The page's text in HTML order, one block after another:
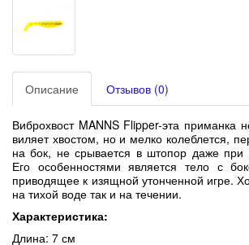
Описание Отзывов (0)
Виброхвост MANNS Flipper-эта приманка
виляет хвостом, но и мелко колеблется,
на бок, не срывается в штопор даже при
Его особенностями является тело с
приводящее к изящной утонченной игре.
на тихой воде так и на течении.
Характеристика:
Длина: 7 см